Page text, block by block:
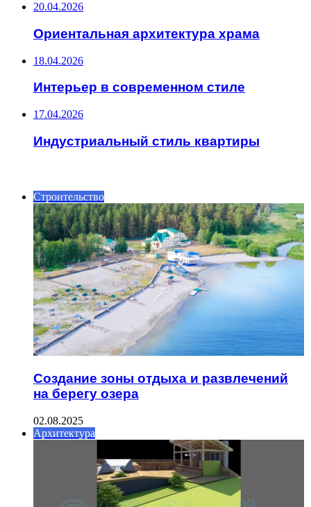
20.04.2026
Ориентальная архитектура храма
18.04.2026
Интерьер в современном стиле
17.04.2026
Индустриальный стиль квартиры
Строительство
Создание зоны отдыха и развлечений
на берегу озера
02.08.2025
Архитектура